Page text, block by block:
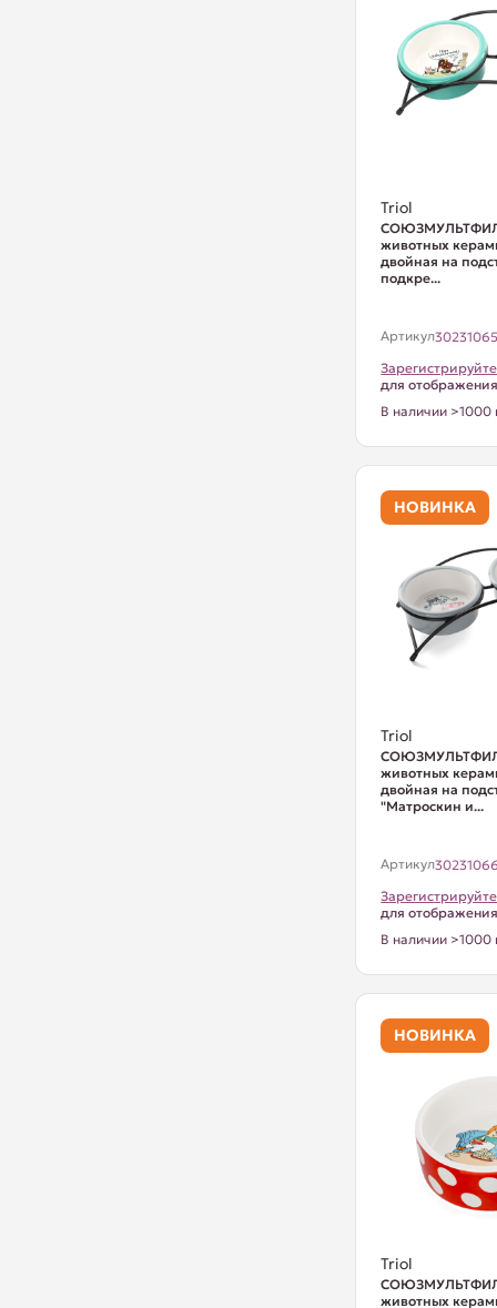
Triol
животных
двойная на
подкре...
Артикул
для
В наличии >1000
НОВИНКА
Triol
животных
двойная на
"Матроскин и...
Артикул
для
В наличии >1000
НОВИНКА
Triol
животных